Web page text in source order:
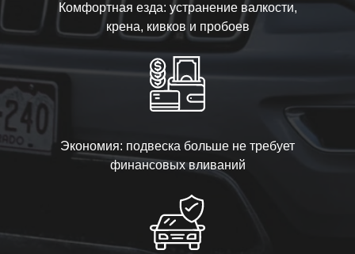
Комфортная езда: устранение валкости,
крена, кивков и пробоев
Экономия: подвеска больше не требует
финансовых вливаний